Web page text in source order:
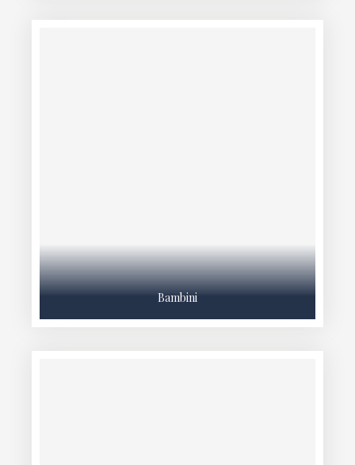
Bambini